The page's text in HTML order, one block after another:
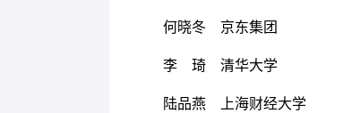
何晓冬 京东集团
李 琦 清华大学
陆品燕 上海财经大学